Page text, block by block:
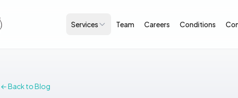
Services Team Careers Conditions
← Back to Blog